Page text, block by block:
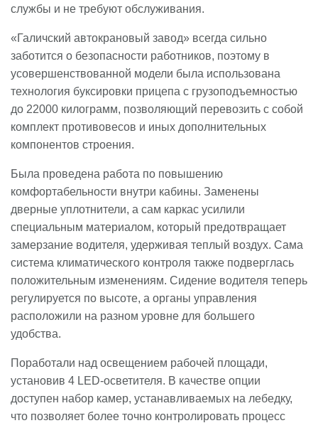
службы и не требуют обслуживания.
«Галичский автокрановый завод» всегда сильно
заботится о безопасности работников, поэтому в
усовершенствованной модели была использована
технология буксировки прицепа с грузоподъемностью
до 22000 килограмм, позволяющий перевозить с собой
комплект противовесов и иных дополнительных
компонентов строения.
Была проведена работа по повышению
комфортабельности внутри кабины. Заменены
дверные уплотнители, а сам каркас усилили
специальным материалом, который предотвращает
замерзание водителя, удерживая теплый воздух. Сама
система климатического контроля также подверглась
положительным изменениям. Сидение водителя теперь
регулируется по высоте, а органы управления
расположили на разном уровне для большего
удобства.
Поработали над освещением рабочей площади,
установив 4 LED-осветителя. В качестве опции
доступен набор камер, устанавливаемых на лебедку,
что позволяет более точно контролировать процесс